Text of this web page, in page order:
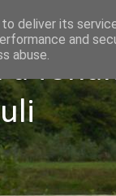
a
deliver its
and
abuse.